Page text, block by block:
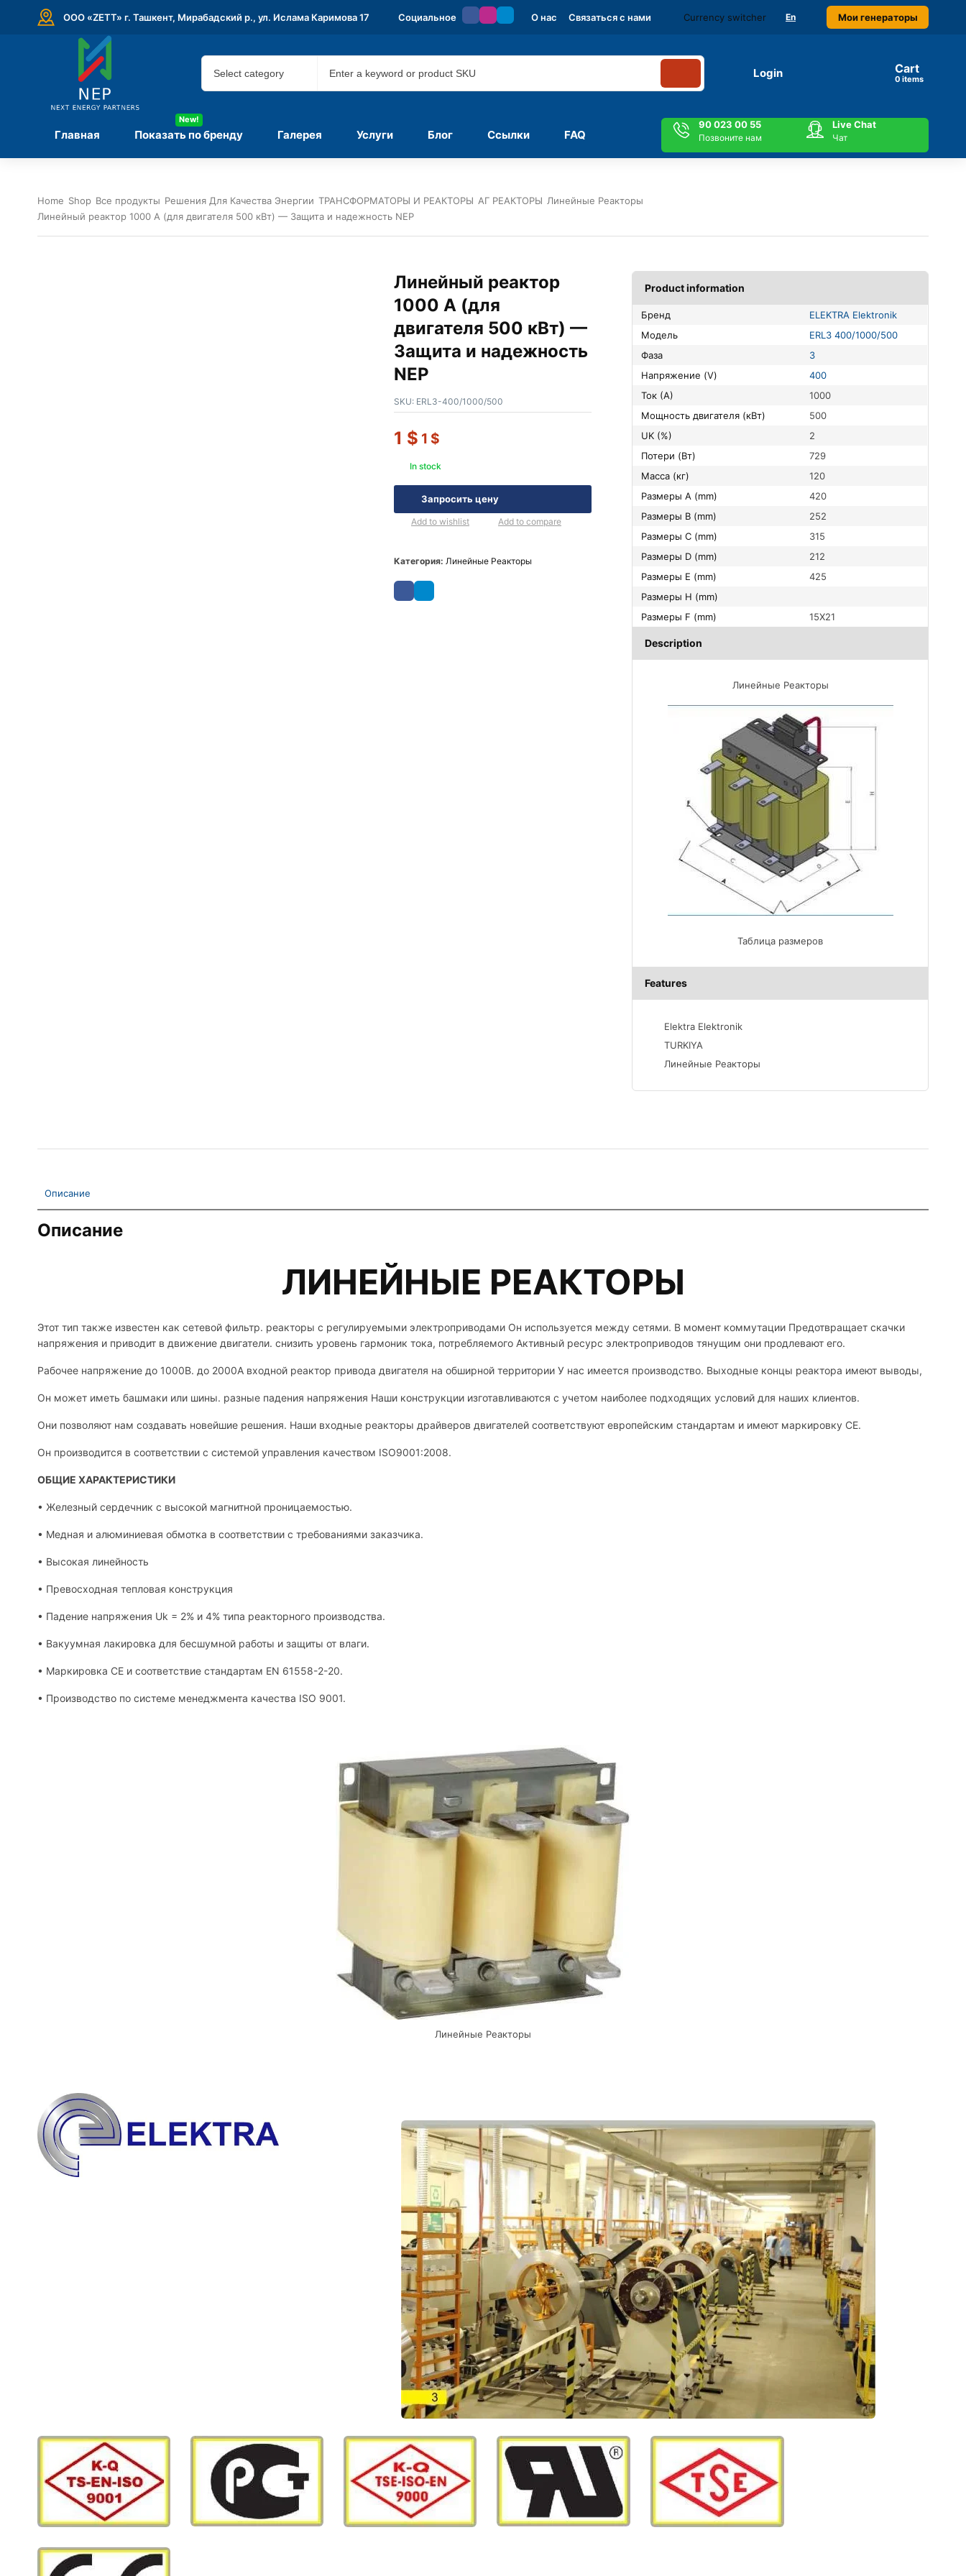
ООО «ZETT» г. Ташкент, Мирабадский р., ул. Ислама Каримова 17 Социальное О нас Связаться с нами Currency switcher En Мои генераторы
Login Cart
items
Главная Показать по бренду
New!
Галерея Услуги Блог Ссылки FAQ
90 023 00 55
Позвоните нам
Live Chat
Чат
Home Shop Все продукты Решения Для Качества Энергии ТРАНСФОРМАТОРЫ И РЕАКТОРЫ АГ РЕАКТОРЫ Линейные Реакторы
Линейный реактор 1000 А (для двигателя 500 кВт) — Защита и надежность NEP
Линейный реактор
1000 А (для
двигателя 500 кВт) —
Защита и надежность
NEP
SKU: ERL3-400/1000/500
1 $ 1 $
In stock
Запросить цену
Add to wishlist Add to compare
Категория: Линейные Реакторы
Product information
Бренд
ELEKTRA Elektronik
Модель
ERL3 400/1000/500
Фаза
3
Напряжение (V)
400
Ток (А)
1000
Мощность двигателя (кВт)
500
UK (%)
2
Потери (Вт)
729
Масса (кг)
120
Размеры A (mm)
420
Размеры B (mm)
252
Размеры C (mm)
315
Размеры D (mm)
212
Размеры E (mm)
425
Размеры H (mm)
Размеры F (mm)
15X21
Description
Линейные Реакторы
Таблица размеров
Features
Elektra Elektronik
TURKIYA
Линейные Реакторы
Описание
Описание
ЛИНЕЙНЫЕ РЕАКТОРЫ
Этот тип также известен как сетевой фильтр. реакторы с регулируемыми электроприводами Он используется между сетями. В момент коммутации Предотвращает скачки
напряжения и приводит в движение двигатели. снизить уровень гармоник тока, потребляемого Активный ресурс электроприводов тянущим они продлевают его.
Рабочее напряжение до 1000В. до 2000А входной реактор привода двигателя на обширной территории У нас имеется производство. Выходные концы реактора имеют выводы,
Он может иметь башмаки или шины. разные падения напряжения Наши конструкции изготавливаются с учетом наиболее подходящих условий для наших клиентов.
Они позволяют нам создавать новейшие решения. Наши входные реакторы драйверов двигателей соответствуют европейским стандартам и имеют маркировку CE.
Он производится в соответствии с системой управления качеством ISO9001:2008.
ОБЩИЕ ХАРАКТЕРИСТИКИ
• Железный сердечник с высокой магнитной проницаемостью.
• Медная и алюминиевая обмотка в соответствии с требованиями заказчика.
• Высокая линейность
• Превосходная тепловая конструкция
• Падение напряжения Uk = 2% и 4% типа реакторного производства.
• Вакуумная лакировка для бесшумной работы и защиты от влаги.
• Маркировка CE и соответствие стандартам EN 61558-2-20.
• Производство по системе менеджмента качества ISO 9001.
Линейные Реакторы